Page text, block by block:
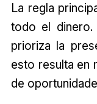
La regla
todo el
prioriza la
esto resulta en
de